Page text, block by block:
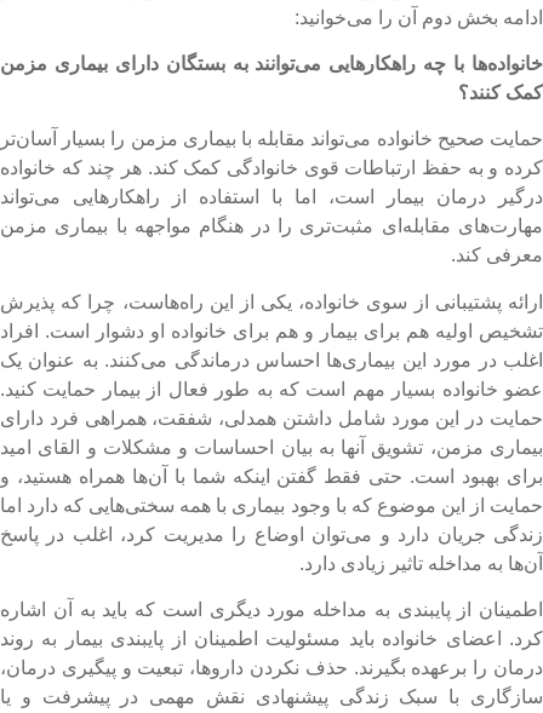
بخش دوم آن را می‌خوانید:
با چه راهکارهایی می‌توانند به بستگان دارای بیماری مزمن
کنند؟
صحیح خانواده می‌تواند مقابله با بیماری مزمن را بسیار آسان‌تر
و به حفظ ارتباطات قوی خانوادگی کمک کند. هر چند که خانواده
درمان بیمار است، اما با استفاده از راهکارهایی می‌تواند
مقابله‌ای مثبت‌تری را در هنگام مواجهه با بیماری مزمن
کند.
پشتیبانی از سوی خانواده، یکی از این راه‌هاست، چرا که پذیرش
اولیه هم برای بیمار و هم برای خانواده او دشوار است. افراد
در مورد این بیماری‌ها احساس درماندگی می‌کنند. به عنوان یک
خانواده بسیار مهم است که به طور فعال از بیمار حمایت کنید.
در این مورد شامل داشتن همدلی، شفقت، همراهی فرد دارای
مزمن، تشویق آنها به بیان احساسات و مشکلات و القای امید
بهبود است. حتی فقط گفتن اینکه شما با آن‌ها همراه هستید، و
از این موضوع که با وجود بیماری با همه سختی‌هایی که دارد اما
جریان دارد و می‌توان اوضاع را مدیریت کرد، اغلب در پاسخ
به مداخله تاثیر زیادی دارد.
از پایبندی به مداخله مورد دیگری است که باید به آن اشاره
اعضای خانواده باید مسئولیت اطمینان از پایبندی بیمار به روند
را برعهده بگیرند. حذف نکردن داروها، تبعیت و پیگیری درمان،
با سبک زندگی پیشنهادی نقش مهمی در پیشرفت و یا